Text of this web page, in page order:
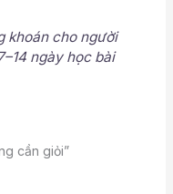
khoán cho người
ngày học bài
cần giỏi”